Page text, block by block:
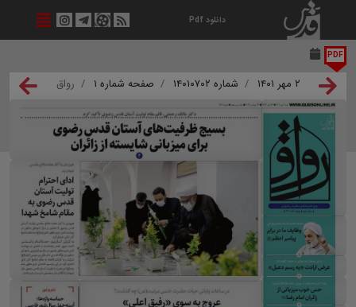
دانلود Pdf
PDF
۲ مهر ۱۴۰۱ شماره ۱۴۰۱۰۷۰۲ صفحه شماره ۱ رواق